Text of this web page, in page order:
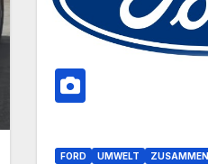
FORD UMWELT